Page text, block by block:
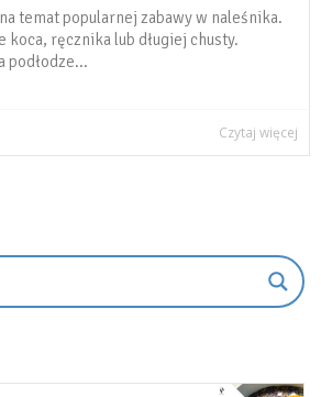
temat popularnej zabawy w naleśnika.
koca, ręcznika lub długiej chusty.
podłodze...
Czytaj więcej